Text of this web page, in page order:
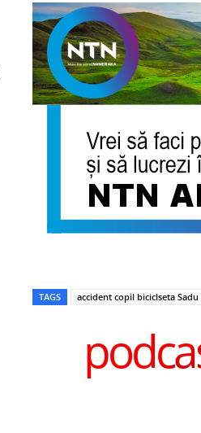
TAGS accident copil biciclseta Sadu